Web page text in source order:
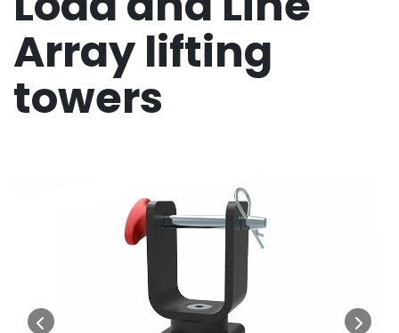
Array lifting
towers